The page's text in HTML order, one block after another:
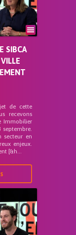
SIBCA
de cette
recevons
Immobilier
septembre.
secteur en
enjeux.
[&h...